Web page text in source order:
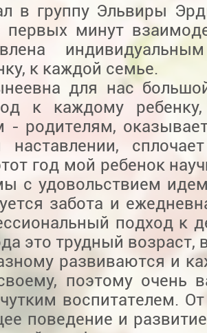
в группу Эльвиры
первых минут
к каждой семье.
для нас
к каждому
- родителям,
наставлении,
год мой ребенок
с удовольствием
забота и
подход к
это трудный возраст,
развиваются и
поэтому очень
воспитателем. От
поведение и